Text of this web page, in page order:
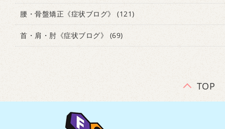
腰・骨盤矯正《症状ブログ》 (121)
首・肩・肘《症状ブログ》 (69)
TOP